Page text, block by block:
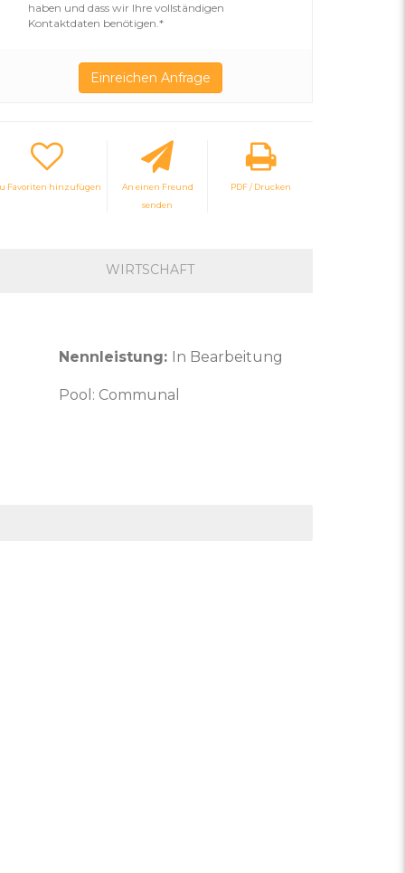
haben und dass wir Ihre vollständigen
Kontaktdaten benötigen.*
Favoriten hinzufügen
An einen Freund
senden
PDF / Drucken
WIRTSCHAFT
Nennleistung: In Bearbeitung
Pool: Communal